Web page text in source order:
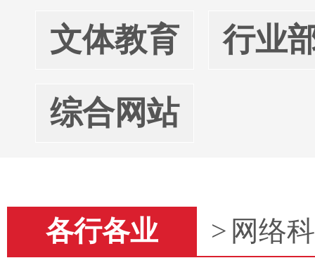
文体教育 行业
综合网站
各行各业 > 网络